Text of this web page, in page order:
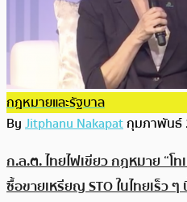
กฎหมายและรัฐบาล
ByJitphanu Nakapatกุมภาพันธ์
ก.ล.ต. ไทยไฟเขียว กฎหมาย “โ
ซื้อขายเหรียญ STO ในไทยเร็ว ๆ